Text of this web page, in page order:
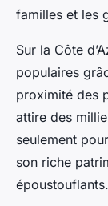
familles et les
Sur la Côte
populaires
proximité des
attire des
seulement
son riche
époustouflants.